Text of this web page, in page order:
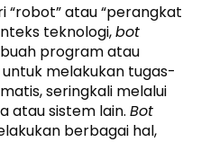
“robot” atau “perangkat
teknologi,bot
program atau
melakukan tugas-
seringkali melalui
atau sistem lain. Bot
berbagai hal,